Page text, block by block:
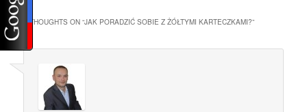
2 THOUGHTS ON “JAK PORADZIĆ SOBIE Z ŻÓŁTYMI KARTECZKAMI?”